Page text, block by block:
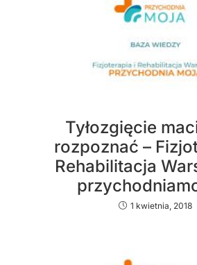
Tyłozgięcie
rozpoznać –
Rehabilitacja
1 kwietnia, 2018